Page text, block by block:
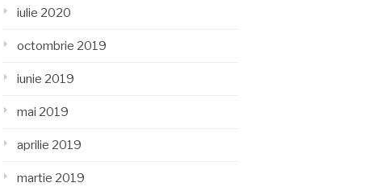
iulie 2020
octombrie 2019
iunie 2019
mai 2019
aprilie 2019
martie 2019